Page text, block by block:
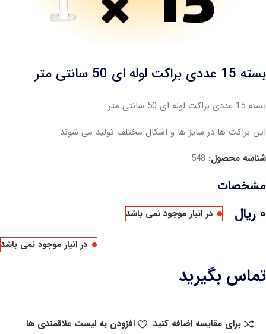
بسته 15 عددی براکت لوله ای 50 سانتی متر
بسته 15 عددی براکت لوله ای 50 سانتی متر
این براکت ها در سایز ها و اشکال مختلف تولید می شوند
شناسه محصول: 548
مشخصات
۰ ریال در انبار موجود نمی باشد
در انبار موجود نمی باشد
تماس بگیرید
برای مقایسه اضافه کنید افزودن به لیست علاقمندی ها